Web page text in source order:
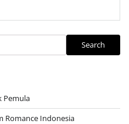
Search
Pemula
Romance Indonesia